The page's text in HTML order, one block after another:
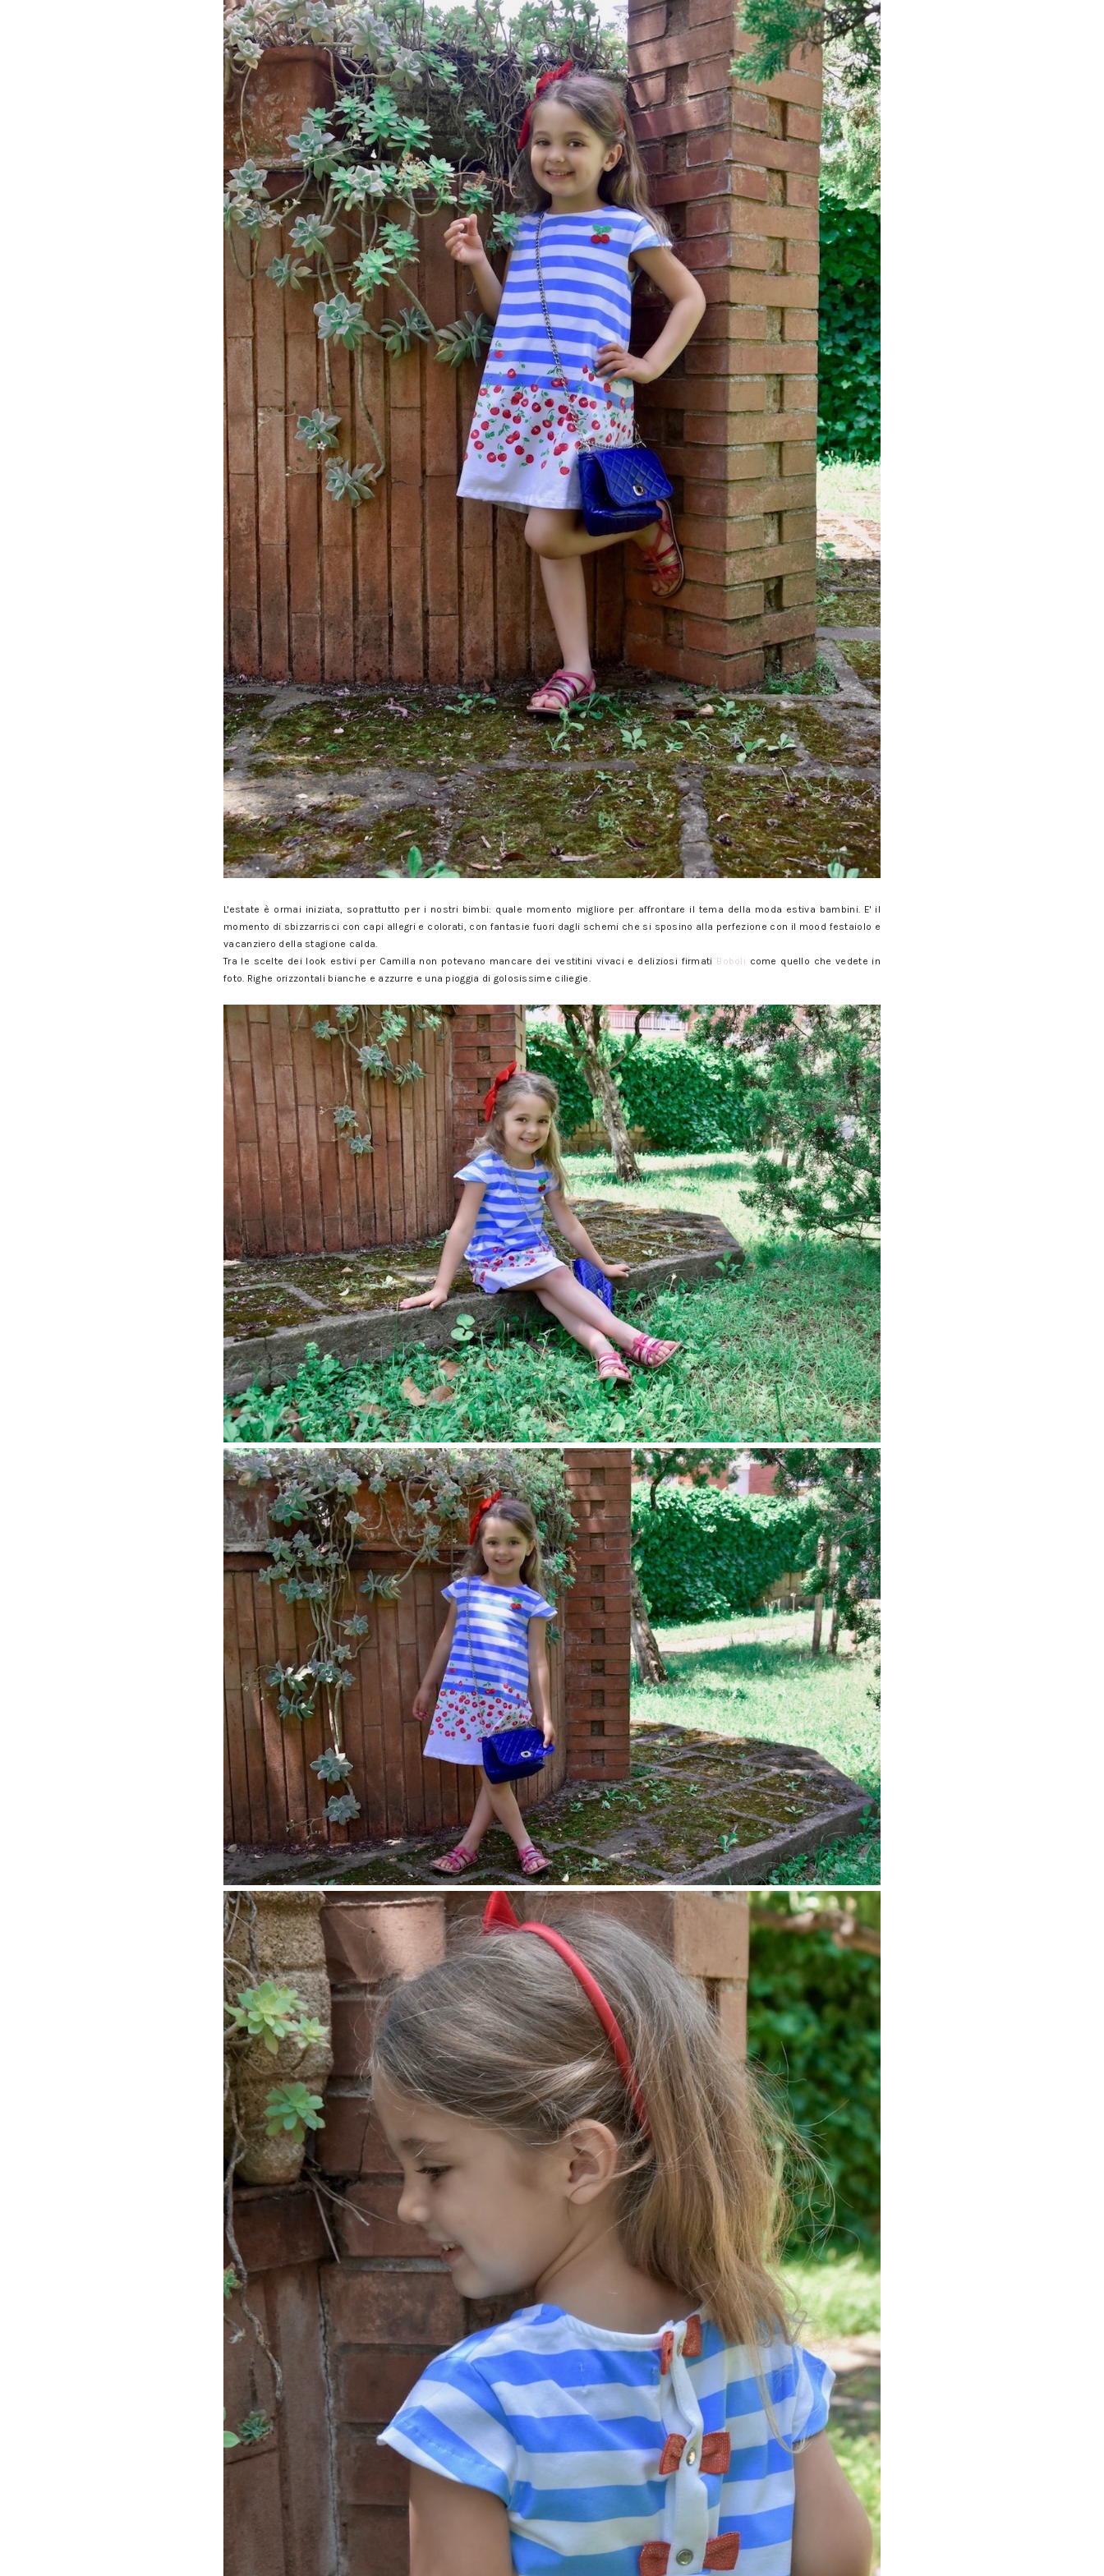
L'estate è ormai iniziata, soprattutto per i nostri bimbi: quale momento migliore per affrontare il tema della moda estiva bambini. E' il
momento di sbizzarrisci con capi allegri e colorati, con fantasie fuori dagli schemi che si sposino alla perfezione con il mood festaiolo e
vacanziero della stagione calda.
Tra le scelte dei look estivi per Camilla non potevano mancare dei vestitini vivaci e deliziosi firmati Boboli come quello che vedete in
foto. Righe orizzontali bianche e azzurre e una pioggia di golosissime ciliegie.